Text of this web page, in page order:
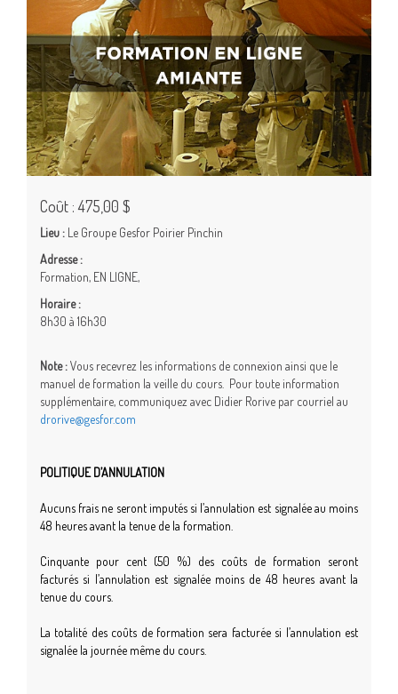
Coût : 475,00 $
Lieu : Le Groupe Gesfor Poirier Pinchin
Adresse :
Formation, EN LIGNE,
Horaire :
8h30 à 16h30
Note :Vous recevrez les informations de connexion ainsi que le
manuel de formation la veille du cours. Pour toute information
supplémentaire, communiquez avec Didier Rorive par courriel au
drorive@gesfor.com
POLITIQUE D’ANNULATION
Aucuns frais ne seront imputés si l’annulation est signalée au moins
48 heures avant la tenue de la formation.
Cinquante pour cent (50 %) des coûts de formation seront
facturés si l’annulation est signalée moins de 48 heures avant la
tenue du cours.
La totalité des coûts de formation sera facturée si l’annulation est
signalée la journée même du cours.